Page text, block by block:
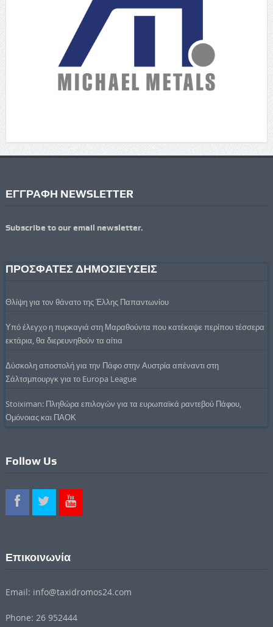
ΕΓΓΡΑΦΗ NEWSLETTER
Subscribe to our email newsletter.
ΠΡΟΣΦΑΤΕΣ ΔΗΜΟΣΙΕΥΣΕΙΣ
Θλίψη για τον θάνατο της Έλλης Παπαντωνίου
Υπό έλεγχο η πυρκαγιά στη Μαραθούντα που κατέκαψε περίπου τέσσερα
εκτάρια, θα διερευνηθούν τα αίτια
Δύσκολη αποστολή για την Πάφο στην Αυστρία απέναντι στη
Σάλτσμπουργκ για το Europa League
Stoiximan: Πληθώρα επιλογών για τα ευρωπαϊκά ραντεβού Πάφου,
Ομόνοιας και ΠΑΟΚ
Follow Us
Επικοινωνία
Email: info@taxidromos24.com
Phone: 26 952444